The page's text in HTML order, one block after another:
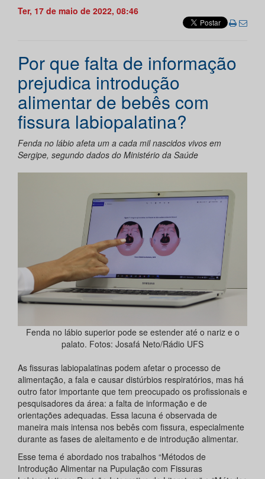
Ter, 17 de maio de 2022, 08:46
Por que falta de informação
prejudica introdução
alimentar de bebês com
fissura labiopalatina?
Fenda no lábio afeta um a cada mil nascidos vivos em
Sergipe, segundo dados do Ministério da Saúde
Fenda no lábio superior pode se estender até o nariz e o
palato. Fotos: Josafá Neto/Rádio UFS
As fissuras labiopalatinas podem afetar o processo de
alimentação, a fala e causar distúrbios respiratórios, mas há
outro fator importante que tem preocupado os profissionais e
pesquisadores da área: a falta de informação e de
orientações adequadas. Essa lacuna é observada de
maneira mais intensa nos bebês com fissura, especialmente
durante as fases de aleitamento e de introdução alimentar.
Esse tema é abordado nos trabalhos “Métodos de
Introdução Alimentar na Pupulação com Fissuras